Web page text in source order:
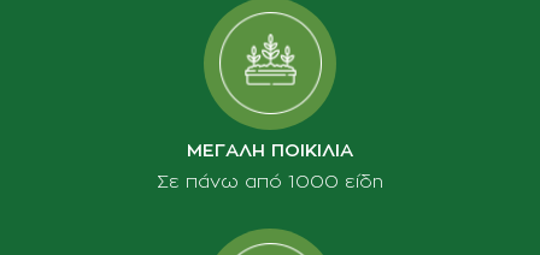
ΜΕΓΑΛΗ ΠΟΙΚΙΛΙΑ
Σε πάνω από 1000 είδη